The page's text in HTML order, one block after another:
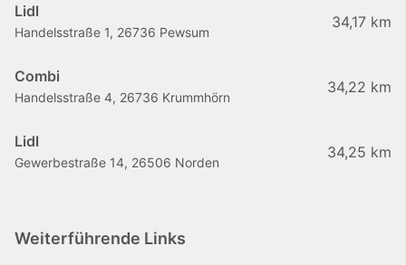
Lidl
Handelsstraße 1, 26736 Pewsum
34,17 km
Combi
Handelsstraße 4, 26736 Krummhörn
34,22 km
Lidl
Gewerbestraße 14, 26506 Norden
34,25 km
Weiterführende Links